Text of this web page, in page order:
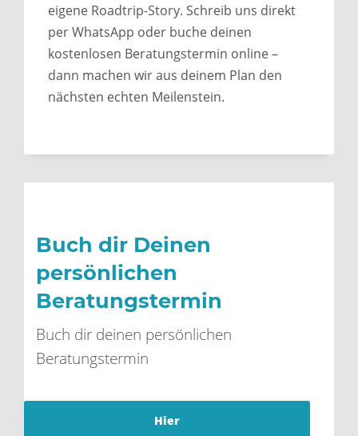
eigene Roadtrip-Story. Schreib uns direkt
per WhatsApp oder buche deinen
kostenlosen Beratungstermin online –
dann machen wir aus deinem Plan den
nächsten echten Meilenstein.
Buch dir Deinen
persönlichen
Beratungstermin
Buch dir deinen persönlichen
Beratungstermin
Hier